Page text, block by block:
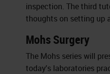
inspection. The third
thoughts on setting up
Mohs Surgery
The Mohs series will
today's laboratories